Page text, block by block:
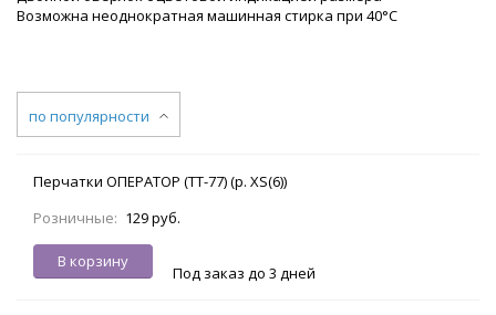
Возможна неоднократная машинная стирка при 40°С
по популярности
Перчатки ОПЕРАТОР (TT-77) (р. XS(6))
Розничные: 129 руб.
В корзину
Под заказ до 3 дней